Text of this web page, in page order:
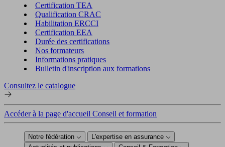
Certification TEA
Qualification CRAC
Habilitation ERCCI
Certification EEA
Durée des certifications
Nos formateurs
Informations pratiques
Bulletin d'inscription aux formations
Consultez le catalogue
Accéder à la page d'accueil Conseil et formation
Notre fédération
L'expertise en assurance